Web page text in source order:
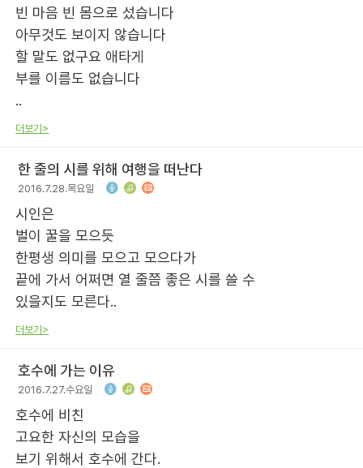
빈 마음 빈 몸으로 섰습니다
아무것도 보이지 않습니다
할 말도 없구요 애타게
부를 이름도 없습니다
..
더보기>
한 줄의 시를 위해 여행을 떠난다
2016.7.28.목요일
시인은
벌이 꿀을 모으듯
한평생 의미를 모으고 모으다가
끝에 가서 어쩌면 열 줄쯤 좋은 시를 쓸 수
있을지도 모른다..
더보기>
호수에 가는 이유
2016.7.27.수요일
호수에 비친
고요한 자신의 모습을
보기 위해서 호수에 간다.